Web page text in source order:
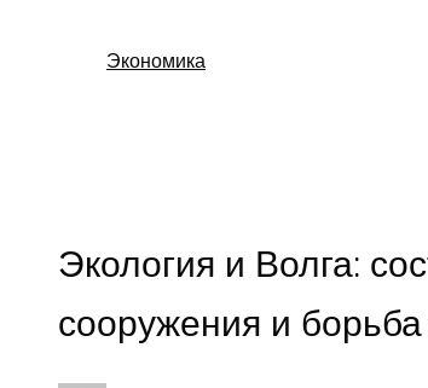
Экономика
Экология и Волга:
сооружения и